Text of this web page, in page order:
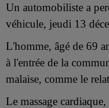
Un automobiliste a
véhicule, jeudi 13
L'homme, âgé de 69
à l'entrée de la
malaise, comme le
Le massage